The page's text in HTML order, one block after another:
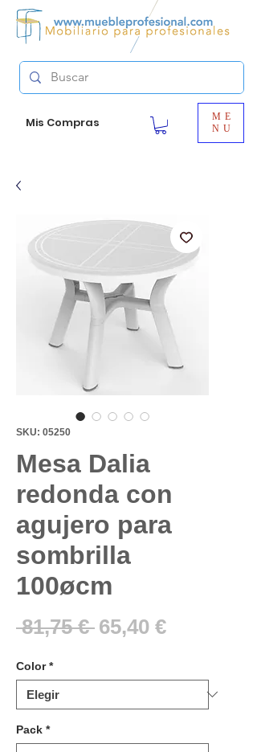
Mis Compras
ME
NU
SKU: 05250
Mesa Dalia
redonda con
agujero para
sombrilla
100øcm
81,75 € Precio
65,40 €Precio
oferta
Color *
Pack *